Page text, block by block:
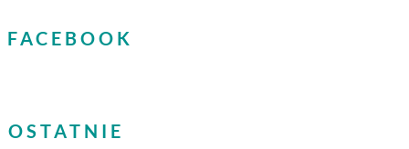
FACEBOOK
OSTATNIE